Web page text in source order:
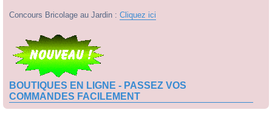
Concours Bricolage au Jardin : Cliquez ici
BOUTIQUES EN LIGNE - PASSEZ VOS
COMMANDES FACILEMENT